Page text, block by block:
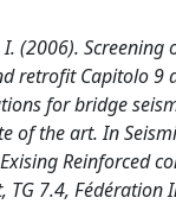
I. (2006). Screening
retrofit Capitolo 9
for bridge
of the art. In
Reinforced
TG 7.4, Fédération